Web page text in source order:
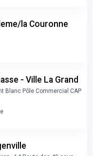
la Couronne
- Ville La Grand
Blanc Pôle Commercial CAP